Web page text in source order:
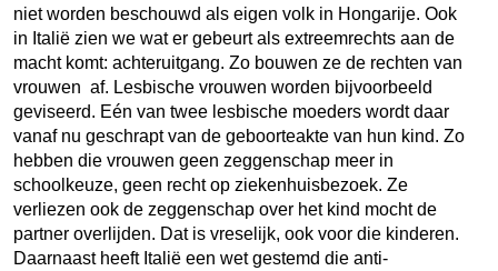
niet worden beschouwd als eigen volk in Hongarije. Ook
in Italië zien we wat er gebeurt als extreemrechts aan de
macht komt: achteruitgang. Zo bouwen ze de rechten van
vrouwen af. Lesbische vrouwen worden bijvoorbeeld
geviseerd. Eén van twee lesbische moeders wordt daar
vanaf nu geschrapt van de geboorteakte van hun kind. Zo
hebben die vrouwen geen zeggenschap meer in
schoolkeuze, geen recht op ziekenhuisbezoek. Ze
verliezen ook de zeggenschap over het kind mocht de
partner overlijden. Dat is vreselijk, ook voor die kinderen.
Daarnaast heeft Italië een wet gestemd die anti-